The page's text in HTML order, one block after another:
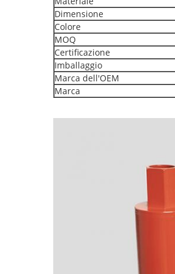
Dimensione
Colore
MOQ
Certificazione
Imballaggio
Marca dell'OEM
Marca